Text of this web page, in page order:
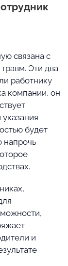
связана с
Эти два
работнику
компании, он
будет
напрочь
и